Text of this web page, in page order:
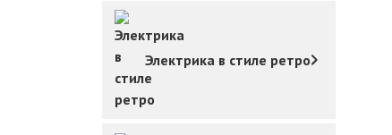
Электрика в стиле ретро